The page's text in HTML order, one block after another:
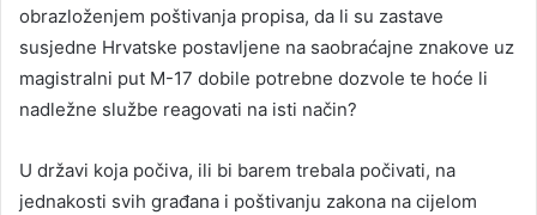
obrazloženjem poštivanja propisa, da li su zastave
susjedne Hrvatske postavljene na saobraćajne znakove uz
magistralni put M-17 dobile potrebne dozvole te hoće li
nadležne službe reagovati na isti način?
U državi koja počiva, ili bi barem trebala počivati, na
jednakosti svih građana i poštivanju zakona na cijelom